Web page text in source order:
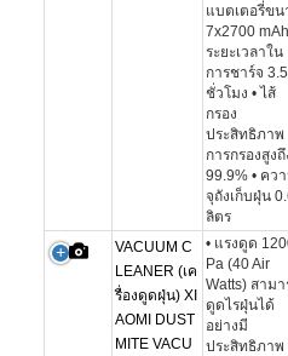
แบตเตอรี่ขน
7x2700 mAh
ระยะเวลาใน
การชาร์จ 3.5
ชั่วโมง • ไส้
กรอง
ประสิทธิภาพ
การกรองสูงถึ
99.9% • คว
จุถังเก็บฝุ่น
ลิตร
VACUUM C
LEANER (เค
รื่องดูดฝุ่น) XI
AOMI DUST
MITE VACU
• แรงดูด
Pa (40 Air
Watts) สามา
ดูดไรฝุ่นได้
อย่างมี
ประสิทธิภาพ